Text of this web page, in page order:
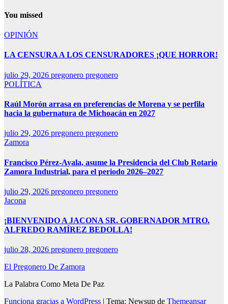
You missed
OPINIÓN
LA CENSURA A LOS CENSURADORES ¡QUE HORROR!
julio 29, 2026 pregonero pregonero
POLÍTICA
Raúl Morón arrasa en preferencias de Morena y se perfila
hacia la gubernatura de Michoacán en 2027
julio 29, 2026 pregonero pregonero
Zamora
Francisco Pérez-Ayala, asume la Presidencia del Club Rotario
Zamora Industrial, para el periodo 2026–2027
julio 29, 2026 pregonero pregonero
Jacona
¡BIENVENIDO A JACONA SR. GOBERNADOR MTRO.
ALFREDO RAMÍREZ BEDOLLA!
julio 28, 2026 pregonero pregonero
El Pregonero De Zamora
La Palabra Como Meta De Paz
Funciona gracias a WordPress | Tema: Newsup de Themeansar